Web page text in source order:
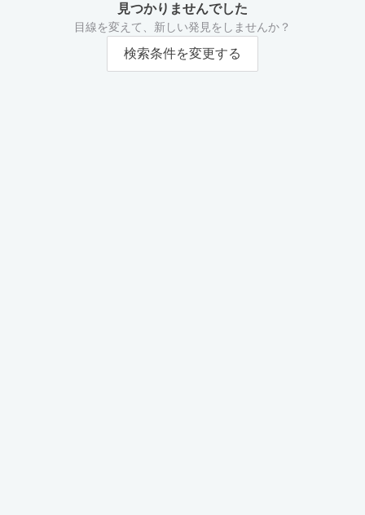
見つかりませんでした
目線を変えて、新しい発見をしませんか？
検索条件を変更する